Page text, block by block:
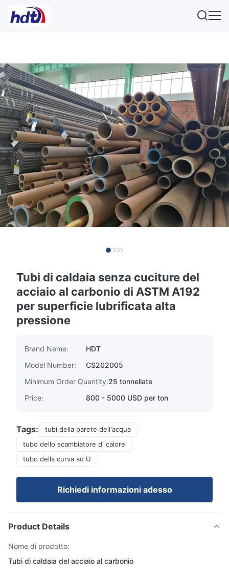
Tubi di caldaia senza cuciture del
acciaio al carbonio di ASTM A192
per superficie lubrificata alta
pressione
Brand Name:
HDT
Model Number:
CS202005
Minimum Order Quantity:25 tonnellate
Price:
800 - 5000 USD per ton
Tags:
tubi della parete dell'acqua
tubo dello scambiatore di calore
tubo della curva ad U
Richiedi informazioni adesso
Product Details
Nome di prodotto:
Tubi di caldaia del acciaio al carbonio